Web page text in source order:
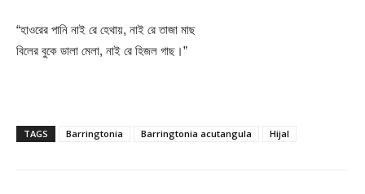
“হাওরের পানি নাই রে হেথায়, নাই রে তাজা মাছ
বিলের বুকে ডালা মেলা, নাই রে হিজল গাছ।”
TAGS Barringtonia Barringtonia acutangula Hijal